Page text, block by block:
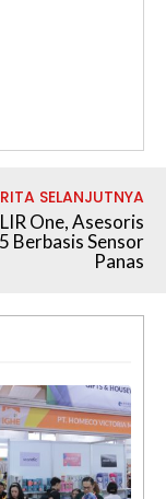
SELANJUTNYA
One, Asesoris
Berbasis Sensor
Panas